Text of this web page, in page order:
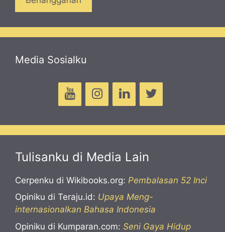
Media Sosialku
Tulisanku di Media Lain
Cerpenku di Wikibooks.org: Pembalasan 52 Inci
Opiniku di Teraju.id: Upaya Meng-
internasionalkan Bahasa Indonesia
Opiniku di Kumparan.com: Seni Gaya Hidup